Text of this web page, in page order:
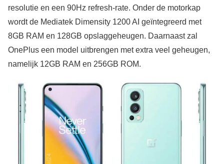
resolutie en een 90Hz refresh-rate. Onder de motorkap
wordt de Mediatek Dimensity 1200 AI geïntegreerd met
8GB RAM en 128GB opslaggeheugen. Daarnaast zal
OnePlus een model uitbrengen met extra veel geheugen,
namelijk 12GB RAM en 256GB ROM.